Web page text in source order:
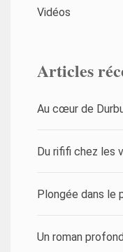
Vidéos
Articles
Au cœur de
Du rififi chez les
Plongée dans le
Un roman